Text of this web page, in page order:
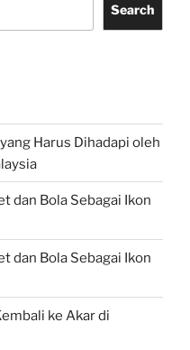
Search
Harus Dihadapi oleh
dan Bola Sebagai Ikon
dan Bola Sebagai Ikon
ke Akar di